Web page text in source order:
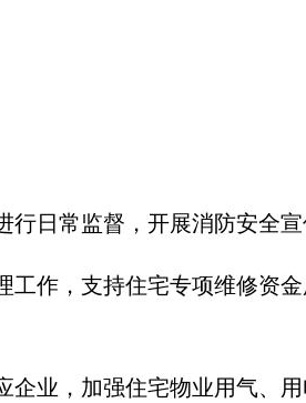
日常监督，开展消防安全宣
作，支持住宅专项维修资
业，加强住宅物业用气、